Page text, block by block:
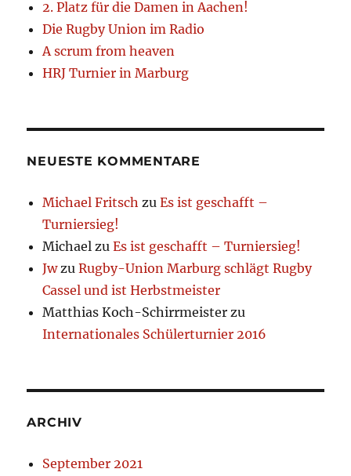
2. Platz für die Damen in Aachen!
Die Rugby Union im Radio
A scrum from heaven
HRJ Turnier in Marburg
NEUESTE KOMMENTARE
Michael Fritsch zuEs ist geschafft –
Turniersieg!
Michael zuEs ist geschafft – Turniersieg!
JwzuRugby-Union Marburg schlägt Rugby
Cassel und ist Herbstmeister
Matthias Koch-Schirrmeister zu
Internationales Schülerturnier 2016
ARCHIV
September 2021